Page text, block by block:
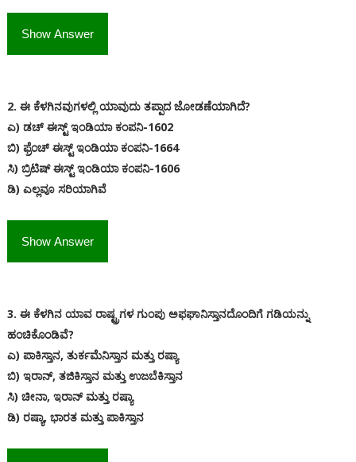
Show Answer
2. ಈ ಕೆಳಗಿನವುಗಳಲ್ಲಿ ಯಾವುದು ತಪ್ಪಾದ ಜೋಡಣೆಯಾಗಿದೆ?
ಎ) ಡಚ್ ಈಸ್ಟ್ ಇಂಡಿಯಾ ಕಂಪನಿ-1602
ಬಿ) ಫ್ರೆಂಚ್ ಈಸ್ಟ್ ಇಂಡಿಯಾ ಕಂಪನಿ-1664
ಸಿ) ಬ್ರಿಟಿಷ್ ಈಸ್ಟ್ ಇಂಡಿಯಾ ಕಂಪನಿ-1606
ಡಿ) ಎಲ್ಲವೂ ಸರಿಯಾಗಿವೆ
Show Answer
3. ಈ ಕೆಳಗಿನ ಯಾವ ರಾಷ್ಟ್ರಗಳ ಗುಂಪು ಅಫಘಾನಿಸ್ತಾನದೊಂದಿಗೆ ಗಡಿಯನ್ನು
ಹಂಚಿಕೊಂಡಿವೆ?
ಎ) ಪಾಕಿಸ್ತಾನ, ತುರ್ಕಮೆನಿಸ್ತಾನ ಮತ್ತು ರಷ್ಯಾ
ಬಿ) ಇರಾನ್, ತಜಿಕಿಸ್ತಾನ ಮತ್ತು ಉಜಬೆಕಿಸ್ತಾನ
ಸಿ) ಚೀನಾ, ಇರಾನ್ ಮತ್ತು ರಷ್ಯಾ
ಡಿ) ರಷ್ಯಾ, ಭಾರತ ಮತ್ತು ಪಾಕಿಸ್ತಾನ